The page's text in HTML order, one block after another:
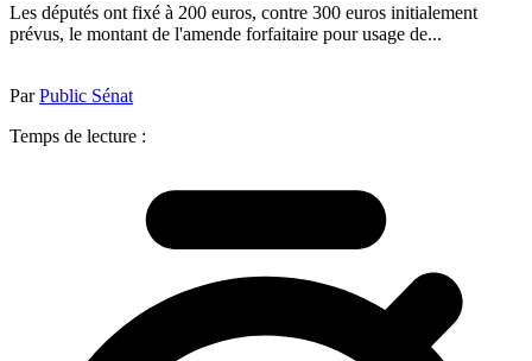
Les députés ont fixé à 200 euros, contre 300 euros initialement
prévus, le montant de l'amende forfaitaire pour usage de...
ParPublic Sénat
Temps de lecture :